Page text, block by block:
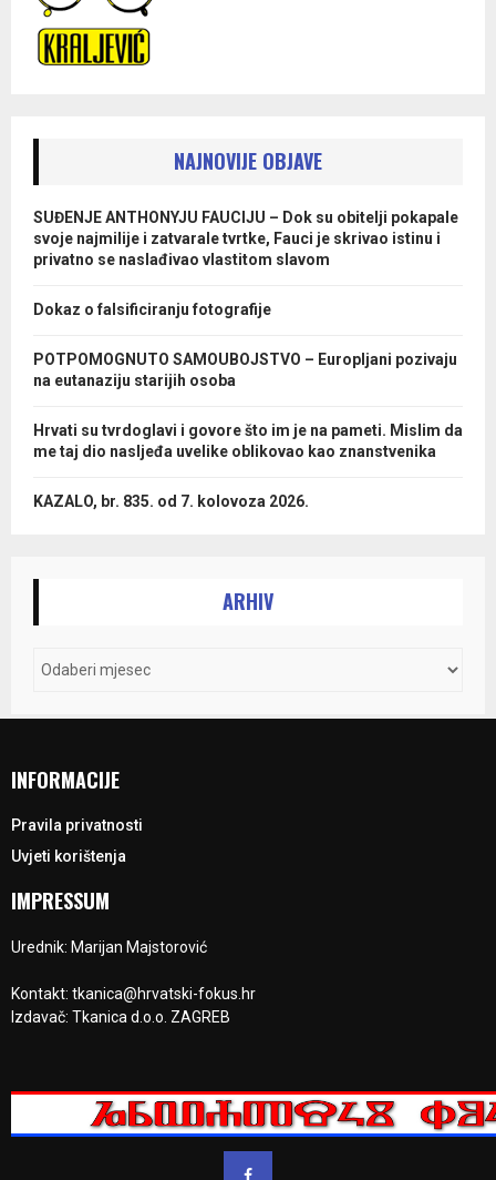
NAJNOVIJE OBJAVE
SUĐENJE ANTHONYJU FAUCIJU – Dok su obitelji pokapale
svoje najmilije i zatvarale tvrtke, Fauci je skrivao istinu i
privatno se naslađivao vlastitom slavom
Dokaz o falsificiranju fotografije
POTPOMOGNUTO SAMOUBOJSTVO – Europljani pozivaju
na eutanaziju starijih osoba
Hrvati su tvrdoglavi i govore što im je na pameti. Mislim da
me taj dio nasljeđa uvelike oblikovao kao znanstvenika
KAZALO, br. 835. od 7. kolovoza 2026.
ARHIV
INFORMACIJE
Pravila privatnosti
Uvjeti korištenja
IMPRESSUM
Urednik: Marijan Majstorović
Kontakt: tkanica@hrvatski-fokus.hr
Izdavač: Tkanica d.o.o. ZAGREB